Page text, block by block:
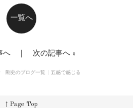
一覧へ
へ｜ 次の記事へ»
剛史のブログ一覧 五感で感じる
↑ Page Top